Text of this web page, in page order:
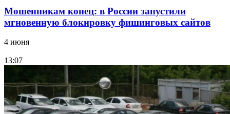
Мошенникам конец: в России запустили
мгновенную блокировку фишинговых сайтов
4 июня
13:07